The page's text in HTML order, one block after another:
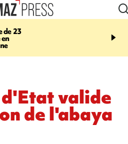
de 23
21:08
et Turquie scellent un
valide
de l'abaya